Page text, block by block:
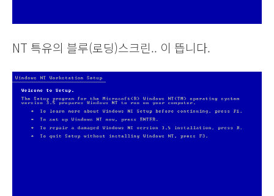
NT 특유의 블루(로딩)스크린.. 이 뜹니다.